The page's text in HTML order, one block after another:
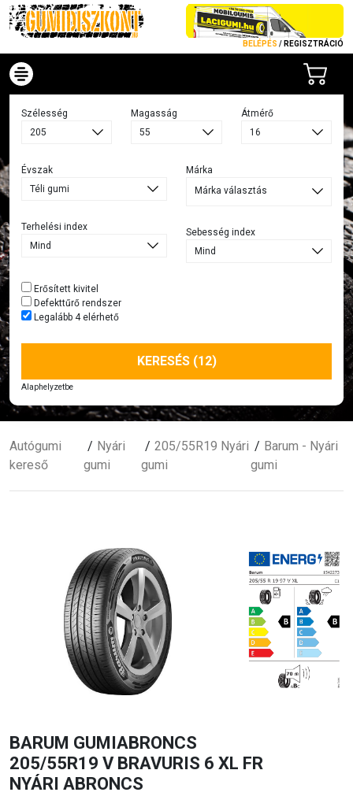
BELÉPÉS / REGISZTRÁCIÓ
Szélesség Magasság Átmérő
Évszak
Terhelési index
Márka
Márka választás
Sebesség index
Erősített kivitel
Defekttűrő rendszer
Legalább 4 elérhető
KERESÉS (12)
Alaphelyzetbe
Autógumi
kereső
Nyári
gumi
205/55R19 Nyári
gumi
Barum - Nyári
gumi
BARUM GUMIABRONCS
205/55R19 V BRAVURIS 6 XL FR
NYÁRI ABRONCS